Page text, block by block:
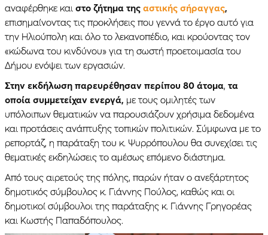
αναφέρθηκε και στο ζήτημα της αστικής σήραγγας,
επισημαίνοντας τις προκλήσεις που γεννά το έργο αυτό για
την Ηλιούπολη και όλο το λεκανοπέδιο, και κρούοντας τον
«κώδωνα του κινδύνου» για τη σωστή προετοιμασία του
Δήμου ενόψει των εργασιών.
Στην εκδήλωση παρευρέθησαν περίπου 80 άτομα, τα
οποία συμμετείχαν ενεργά, με τους ομιλητές των
υπόλοιπων θεματικών να παρουσιάζουν χρήσιμα δεδομένα
και προτάσεις ανάπτυξης τοπικών πολιτικών. Σύμφωνα με το
ρεπορτάζ, η παράταξη του κ. Ψυρρόπουλου θα συνεχίσει τις
θεματικές εκδηλώσεις το αμέσως επόμενο διάστημα.
Από τους αιρετούς της πόλης, παρών ήταν ο ανεξάρτητος
δημοτικός σύμβουλος κ. Γιάννης Πούλος, καθώς και οι
δημοτικοί σύμβουλοι της παράταξης κ. Γιάννης Γρηγορέας
και Κωστής Παπαδόπουλος.